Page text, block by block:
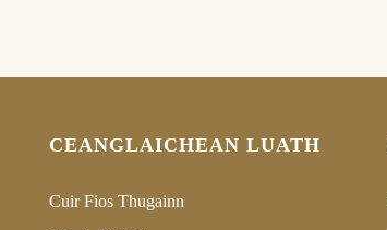
CEANGLAICHEAN LUATH
Cuir Fios Thugainn